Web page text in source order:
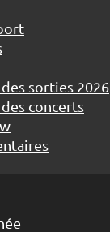
sorties 2026
concerts